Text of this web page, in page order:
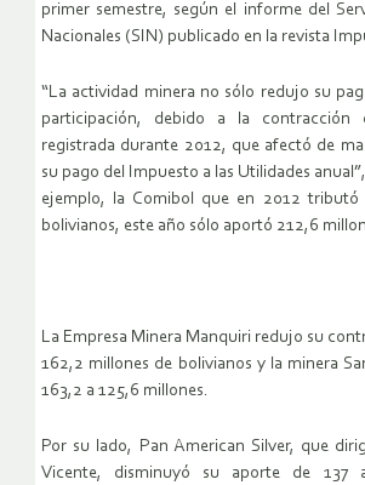
primer semestre, según el informe del
Nacionales (SIN) publicado en la revista
“La actividad minera no sólo redujo su
participación, debido a la contracción
registrada durante 2012, que afectó de
su pago del Impuesto a las Utilidades
ejemplo, la Comibol que en 2012 tributó
bolivianos, este año sólo aportó 212,6
La Empresa Minera Manquiri redujo su
162,2 millones de bolivianos y la minera
163,2 a 125,6 millones.
Por su lado, Pan American Silver, que
Vicente, disminuyó su aporte de 137